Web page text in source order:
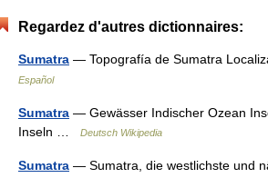
Regardez d'autres dictionnaires:
Sumatra — Topografía de Sumatra
Español
Sumatra — Gewässer Indischer Ozean
Inseln …
Deutsch Wikipedia
Sumatra — Sumatra, die westlichste und